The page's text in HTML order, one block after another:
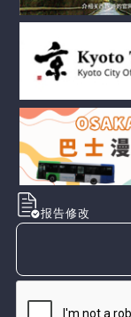
报告修改